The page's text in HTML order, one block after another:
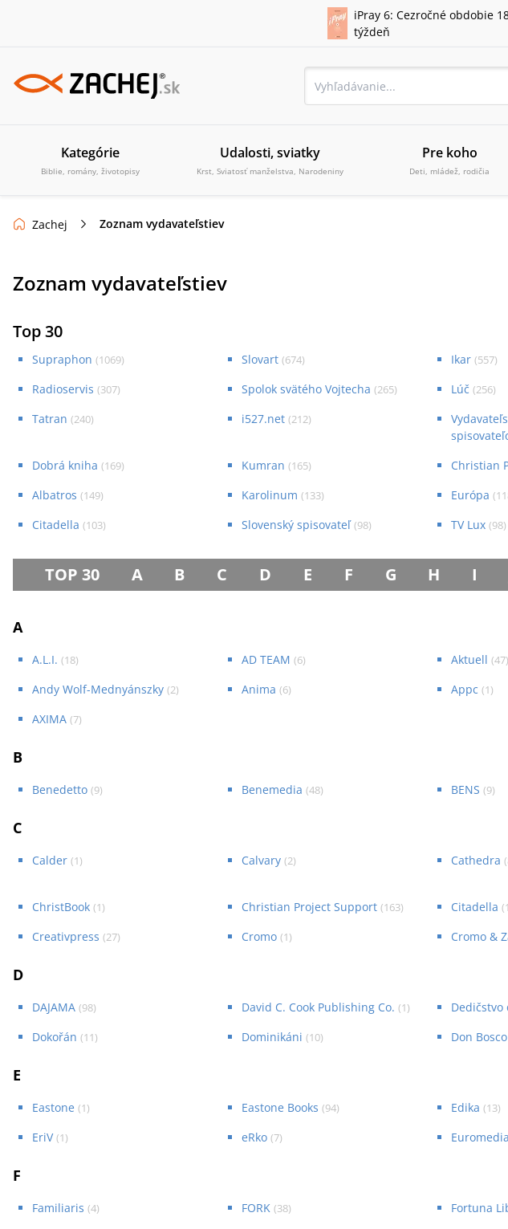
iPray 6: Cezročné obdobie
týždeň
Kategórie
Biblie, romány, životopisy
Udalosti, sviatky
Krst, Sviatosť manželstva, Narodeniny
Pre koho
Deti, mládež, rodičia
Zachej Zoznam vydavateľstiev
Zoznam vydavateľstiev
Top 30
Supraphon (1069) Slovart (674) Ikar (557)
Radioservis (307) Spolok svätého Vojtecha (265) Lúč (256)
Tatran (240) i527.net (212)
Dobrá kniha (169) Kumran (165) Christian
Albatros (149) Karolinum (133) Európa (
Citadella (103) Slovenský spisovateľ (98) TV Lux (98)
TOP 30 A B C D E F G H I
A
A.L.I. (18) AD TEAM (6) Aktuell (47)
Andy Wolf-Mednyánszky (2) Anima (6) Appc (1)
AXIMA (7)
B
Benedetto (9) Benemedia (48) BENS (9)
C
Calder (1) Calvary (2) Cathedra (
ChristBook (1) Christian Project Support (163) Citadella (
Creativpress (27) Cromo (1) Cromo &
D
DAJAMA (98) David C. Cook Publishing Co. (1) Dedičstvo
Dokořán (11) Dominikáni (10) Don Bosco
E
Eastone (1) Eastone Books (94) Edika (13)
EriV (1) eRko (7)
F
Familiaris (4) FORK (38) Fortuna